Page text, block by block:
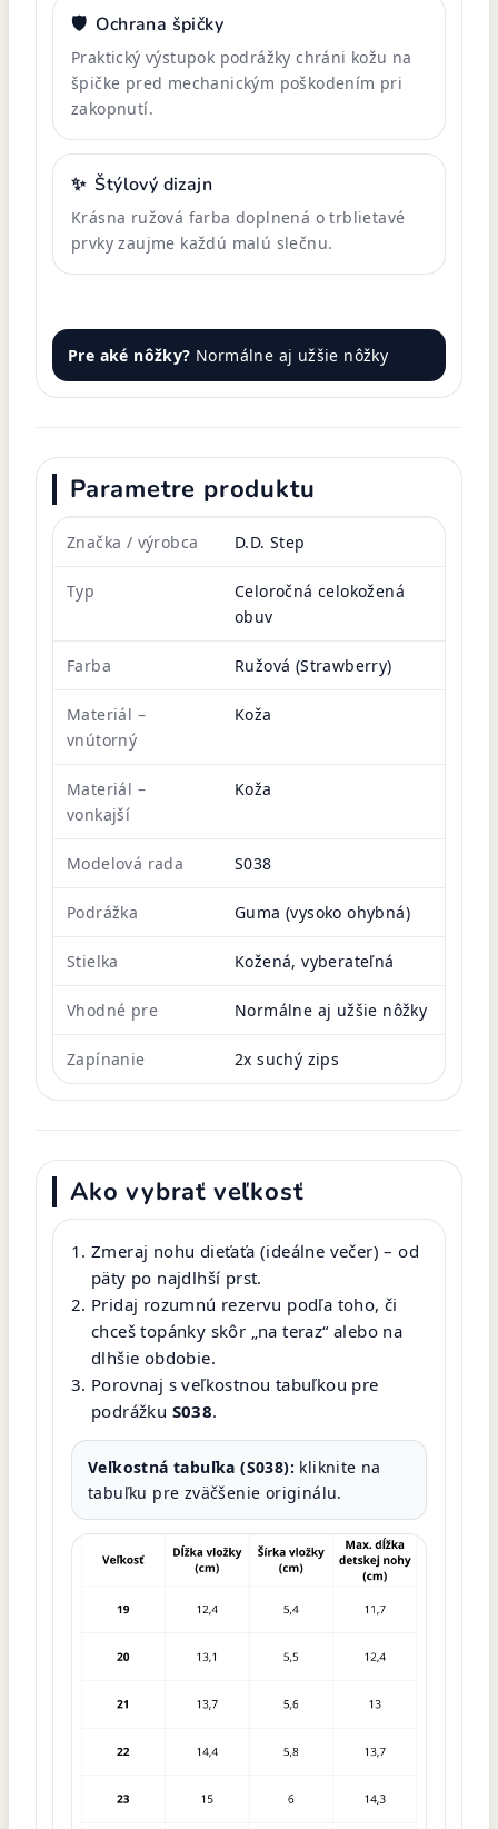
🛡️ Ochrana špičky
Praktický výstupok podrážky chráni kožu na
špičke pred mechanickým poškodením pri
zakopnutí.
✨ Štýlový dizajn
Krásna ružová farba doplnená o trblietavé
prvky zaujme každú malú slečnu.
Pre aké nôžky? Normálne aj užšie nôžky
Parametre produktu
Značka / výrobca D.D. Step
Typ
Celoročná celokožená
obuv
Farba Ružová (Strawberry)
Materiál –
vnútorný
Koža
Materiál –
vonkajší
Koža
Modelová rada S038
Podrážka Guma (vysoko ohybná)
Stielka Kožená, vyberateľná
Vhodné pre Normálne aj užšie nôžky
Zapínanie 2x suchý zips
Ako vybrať veľkosť
Zmeraj nohu dieťaťa (ideálne večer) – od
päty po najdlhší prst.
Pridaj rozumnú rezervu podľa toho, či
chceš topánky skôr „na teraz“ alebo na
dlhšie obdobie.
Porovnaj s veľkostnou tabuľkou pre
podrážku S038.
Veľkostná tabuľka (S038): kliknite na
tabuľku pre zväčšenie originálu.